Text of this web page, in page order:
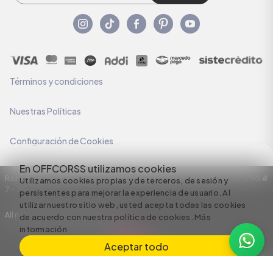
En OFFCORSS utilizamos cookies
Utilizamos cookies propias y de terceros, de sesión y
persistentes para mejorar la experiencia de usuario. Al
utilizar nuestro sitio web, usted acepta todas las cookies
de acuerdo con nuestra política de cookies. Más
información
Aceptar todo
Términos y condiciones
Nuestras Políticas
Configuración de Cookies
Razón Social: C.I HERMECO S.A. NIT: 890924167-6 Dirección: Carrera 50 #
7 – 35
All rights reserved empowered by